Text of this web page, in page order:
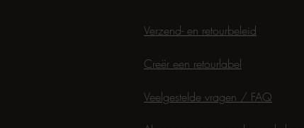
Verzend- en retourbeleid
Creër een retourlabel
Veelgestelde vragen / FAQ